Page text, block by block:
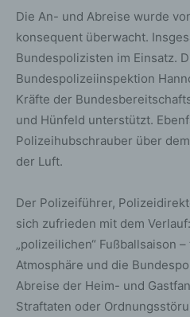
Die An- und Abreise wurde
konsequent überwacht.
Bundespolizisten im Einsatz.
Bundespolizeiinspektion
Kräfte der
und Hünfeld unterstützt.
Polizeihubschrauber über
der Luft.
Der Polizeiführer,
sich zufrieden mit dem
„polizeilichen“ Fußballsaison
Atmosphäre und die
Abreise der Heim- und
Straftaten oder